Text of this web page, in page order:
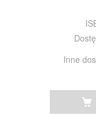
Inne